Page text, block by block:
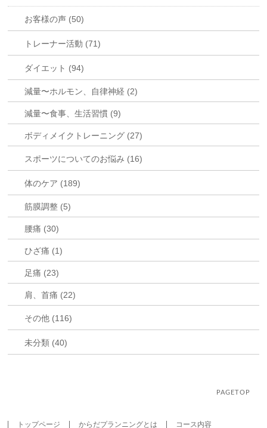
お客様の声 (50)
トレーナー活動 (71)
ダイエット (94)
減量〜ホルモン、自律神経 (2)
減量〜食事、生活習慣 (9)
ボディメイクトレーニング (27)
スポーツについてのお悩み (16)
体のケア (189)
筋膜調整 (5)
腰痛 (30)
ひざ痛 (1)
足痛 (23)
肩、首痛 (22)
その他 (116)
未分類 (40)
PAGETOP
トップページ からだプランニングとは コース内容